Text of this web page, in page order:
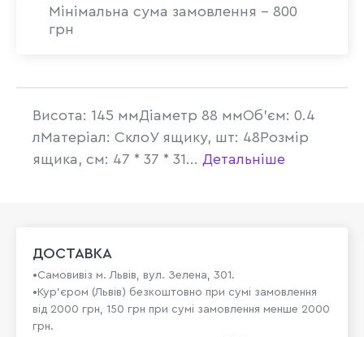
Мінімальна сума замовлення - 800
грн
Висота: 145 ммДіаметр 88 ммОб'єм: 0.4
лМатеріал: СклоУ ящику, шт: 48Розмір
ящика, см: 47 * 37 * 31... Детальніше
ДОСТАВКА
•Самовивіз м. Львів, вул. Зелена, 301.
•Кур'єром (Львів) безкоштовно при сумі замовлення
від 2000 грн, 150 грн при сумі замовлення менше 2000
грн.